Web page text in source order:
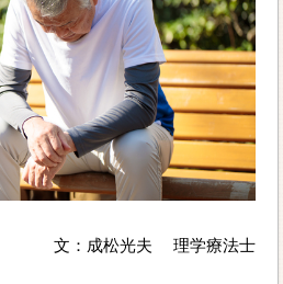
文：成松光夫 理学療法士